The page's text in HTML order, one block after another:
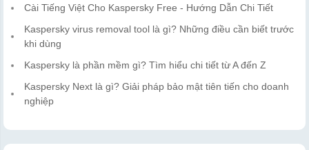
Cài Tiếng Việt Cho Kaspersky Free - Hướng Dẫn Chi Tiết
Kaspersky virus removal tool là gì? Những điều cần biết trước
khi dùng
Kaspersky là phần mềm gì? Tìm hiểu chi tiết từ A đến Z
Kaspersky Next là gì? Giải pháp bảo mật tiên tiến cho doanh
nghiệp